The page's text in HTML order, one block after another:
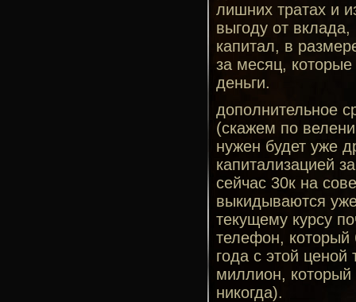
лишних тратах и
выгоду от
капитал, в
за месяц,
деньги.
дополнительное
(скажем по
нужен будет уже
капитализацией
сейчас 30к на
выкидываются
текущему курсу
телефон, который
года с этой
миллион, который
никогда).